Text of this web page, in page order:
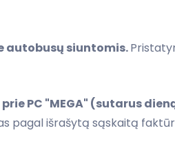
autobusų siuntomis.
PC "MEGA" (sutarus
pagal išrašytą sąskaitą